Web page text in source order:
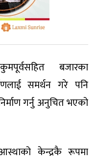
बजारका
समर्थन गरे पनि
गर्नु अनुचित भएको
केन्द्रकै रूपमा